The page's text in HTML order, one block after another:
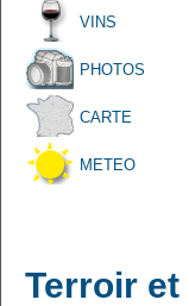
VINS
PHOTOS
CARTE
METEO
Terroir et